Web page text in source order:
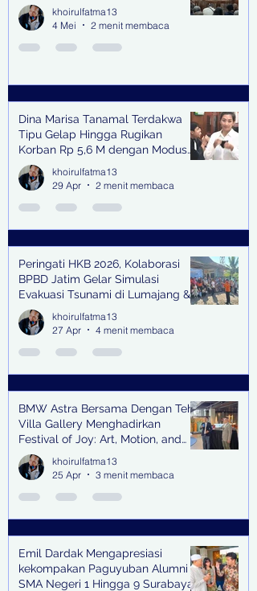
khoirulfatma13
4 Mei
2 menit membaca
Dina Marisa Tanamal Terdakwa
Tipu Gelap Hingga Rugikan
Korban Rp 5,6 M dengan Modus
Kerja Sama Impor Bodong
khoirulfatma13
29 Apr
2 menit membaca
Peringati HKB 2026, Kolaborasi
BPBD Jatim Gelar Simulasi
Evakuasi Tsunami di Lumajang &
Trenggalek
khoirulfatma13
27 Apr
4 menit membaca
BMW Astra Bersama Dengan Teh
Villa Gallery Menghadirkan
Festival of Joy: Art, Motion, and
Scent
khoirulfatma13
25 Apr
3 menit membaca
Emil Dardak Mengapresiasi
kekompakan Paguyuban Alumni
SMA Negeri 1 Hingga 9 Surabaya